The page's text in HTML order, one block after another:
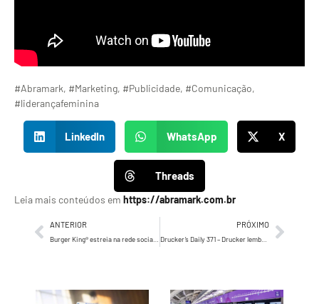
#Abramark, #Marketing, #Publicidade, #Comunicação,
#liderançafeminina
LinkedIn WhatsApp X
Threads
Leia mais conteúdos em https://abramark.com.br
ANTERIOR PRÓXIMO
Drucker’s Daily 371 – Drucker lembra que Karl Marx admirava e cultuava a economia de mercado